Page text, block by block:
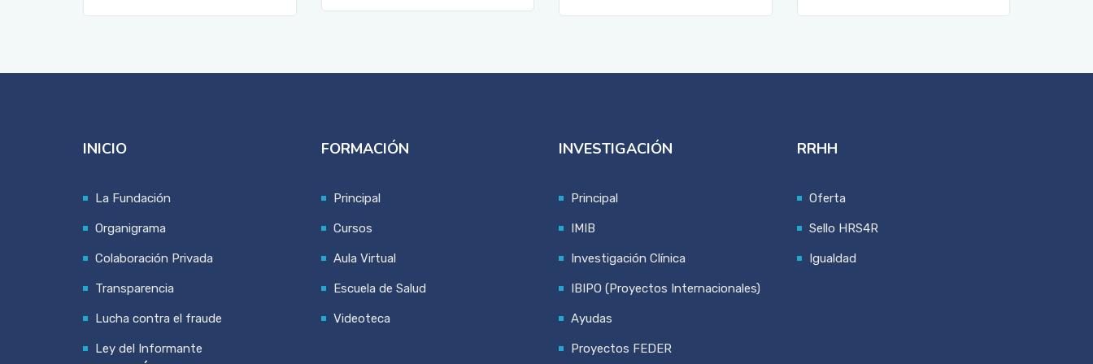
INICIO
La Fundación
Organigrama
Colaboración Privada
Transparencia
Lucha contra el fraude
Ley del Informante
FORMACIÓN
Principal
Cursos
Aula Virtual
Escuela de Salud
Videoteca
INVESTIGACIÓN
Principal
IMIB
Investigación Clínica
IBIPO (Proyectos Internacionales)
Ayudas
Proyectos FEDER
RRHH
Oferta
Sello HRS4R
Igualdad